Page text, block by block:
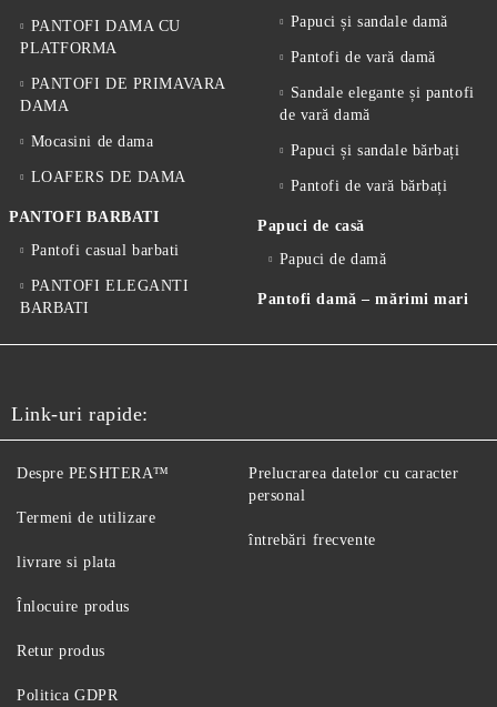
PANTOFI DAMA CU
PLATFORMA
PANTOFI DE PRIMAVARA
DAMA
Mocasini de dama
LOAFERS DE DAMA
PANTOFI BARBATI
Pantofi casual barbati
PANTOFI ELEGANTI
BARBATI
Papuci și sandale damă
Pantofi de vară damă
Sandale elegante și pantofi
de vară damă
Papuci și sandale bărbați
Pantofi de vară bărbați
Papuci de casă
Papuci de damă
Pantofi damă – mărimi mari
Link-uri rapide:
Despre PESHTERA™
Termeni de utilizare
livrare si plata
Înlocuire produs
Retur produs
Politica GDPR
Prelucrarea datelor cu caracter
personal
întrebări frecvente